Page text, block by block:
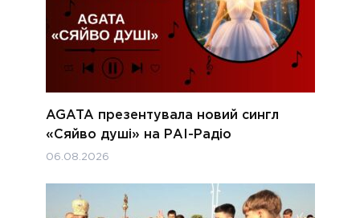
AGATA презентувала новий сингл
«Сяйво душі» на РАІ-Радіо
06.08.2026